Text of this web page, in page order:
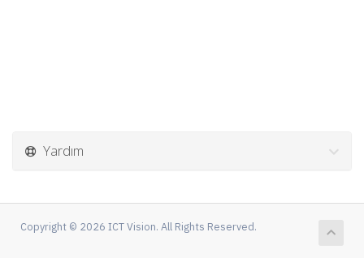
Yardım
Copyright © 2026 ICT Vision. All Rights Reserved.